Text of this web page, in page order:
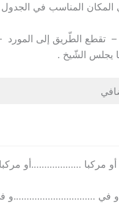
المناسب في
. – تقطع الطّريق إلى
يجلس الشّيخ .
مركبا ……………….أو
في